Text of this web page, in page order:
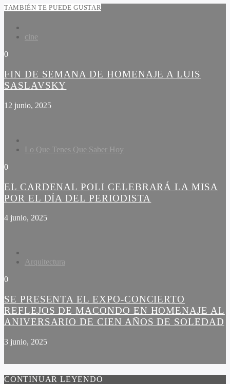
TAMBIÉN TE PUEDE GUSTAR
cine
0
FIN DE SEMANA DE HOMENAJE A LUIS
SASLAVSKY
12 junio, 2025
Lo Que Tenes Que Saber Hoy
0
EL CARDENAL POLI CELEBRARÁ LA MISA
POR EL DÍA DEL PERIODISTA
4 junio, 2025
Arquitectura
0
SE PRESENTA EL EXPO-CONCIERTO
REFLEJOS DE MACONDO EN HOMENAJE AL
ANIVERSARIO DE CIEN AÑOS DE SOLEDAD
3 junio, 2025
CONTINUAR LEYENDO